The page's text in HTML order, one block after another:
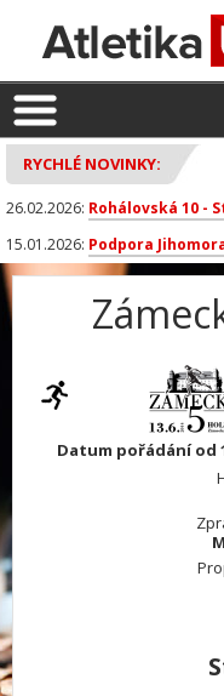
RYCHLÉ NOVINKY:
26.02.2026: Rohálovská 10 -
15.01.2026: Podpora
Datum pořádání od